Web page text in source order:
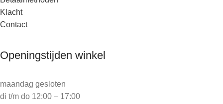
Klacht
Contact
Openingstijden winkel
maandag gesloten
di t/m do 12:00 – 17:00